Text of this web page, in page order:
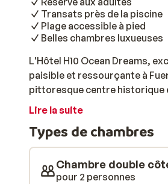
Transats près de la piscine
Plage accessible à pied
Belles chambres luxueuses
L'Hôtel H10 Ocean Dreams,
paisible et ressourçante à
pittoresque centre historique
charmant et pratique. Les
transats, tandis qu'un
ce moment de détente sous
pour quelques longueurs
rejoindront une excursion en
Lire la suite
Types de chambres
Chambre double
pour 2 personnes